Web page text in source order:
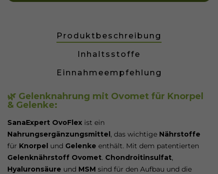
Produktbeschreibung
Inhaltsstoffe
Einnahmeempfehlung
🌿 Gelenknahrung mit Ovomet für Knorpel
& Gelenke:
SanaExpert OvoFlex ist ein
Nahrungsergänzungsmittel, das wichtige Nährstoffe
für Knorpel und Gelenke enthält. Mit dem patentierten
Gelenknährstoff Ovomet. Chondroitinsulfat,
Hyaluronsäure und MSM sind für den Aufbau und die